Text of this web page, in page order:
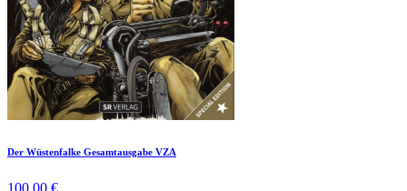
Der Wüstenfalke Gesamtausgabe VZA